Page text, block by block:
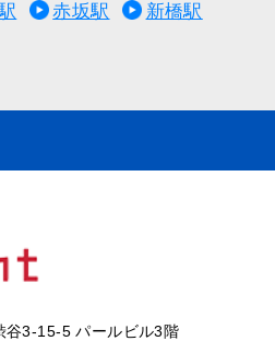
赤坂駅
新橋駅
谷3-15-5 パールビル3階